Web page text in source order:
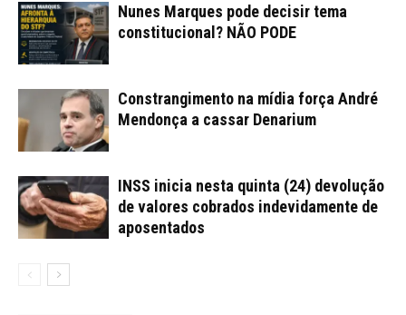
Nunes Marques pode decisir tema
constitucional? NÃO PODE
Constrangimento na mídia força André
Mendonça a cassar Denarium
INSS inicia nesta quinta (24) devolução
de valores cobrados indevidamente de
aposentados